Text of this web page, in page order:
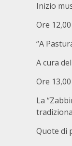
Inizio
Ore 12,00
“A
A cura
Ore 13,00
La
Quote di